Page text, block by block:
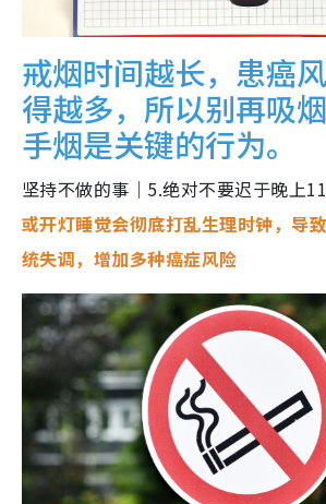
戒烟时间越长，患癌
得越多，所以别再吸
手烟是关键的行为。
坚持不做的事｜5.绝对不要迟于晚上
或开灯睡觉会彻底打乱生理时钟，导
统失调，增加多种癌症风险